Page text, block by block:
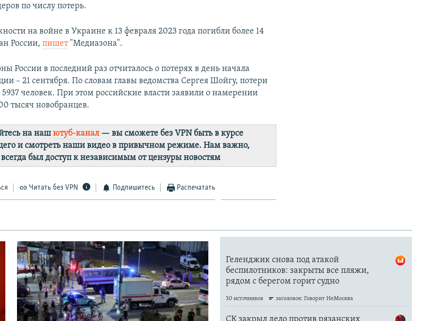
по числу потерь.
на войне в Украине к 13 февраля 2023 года погибли более 14
России,пишет"Медиазона".
России в последний раз отчиталось о потерях в день начала
– 21 сентября. По словам главы ведомства Сергея Шойгу, потери
5937 человек. При этом российские власти заявили о намерении
тысяч новобранцев.
на нашютуб-канал— вы сможете без VPN быть в курсе
и смотреть наши видео в привычном режиме. Нам важно,
всегда был доступ к независимым от цензуры новостям
Читать без VPN Подпишитесь Распечатать